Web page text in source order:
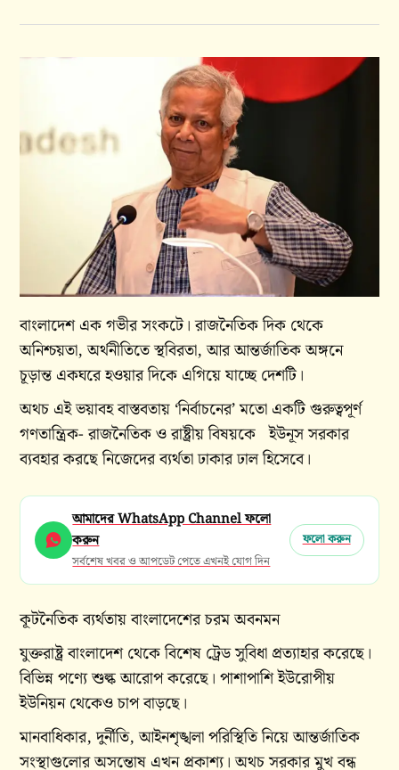
বাংলাদেশ এক গভীর সংকটে। রাজনৈতিক দিক থেকে
অনিশ্চয়তা, অর্থনীতিতে স্থবিরতা, আর আন্তর্জাতিক অঙ্গনে
চূড়ান্ত একঘরে হওয়ার দিকে এগিয়ে যাচ্ছে দেশটি।
অথচ এই ভয়াবহ বাস্তবতায় ‘নির্বাচনের’ মতো একটি গুরুত্বপূর্ণ
গণতান্ত্রিক- রাজনৈতিক ও রাষ্ট্রীয় বিষয়কে ইউনূস সরকার
ব্যবহার করছে নিজেদের ব্যর্থতা ঢাকার ঢাল হিসেবে।
আমাদের WhatsApp Channel ফলো
করুন
সর্বশেষ খবর ও আপডেট পেতে এখনই যোগ দিন
ফলো করুন
কূটনৈতিক ব্যর্থতায় বাংলাদেশের চরম অবনমন
যুক্তরাষ্ট্র বাংলাদেশ থেকে বিশেষ ট্রেড সুবিধা প্রত্যাহার করেছে।
বিভিন্ন পণ্যে শুল্ক আরোপ করেছে। পাশাপাশি ইউরোপীয়
ইউনিয়ন থেকেও চাপ বাড়ছে।
মানবাধিকার, দুর্নীতি, আইনশৃঙ্খলা পরিস্থিতি নিয়ে আন্তর্জাতিক
সংস্থাগুলোর অসন্তোষ এখন প্রকাশ্য। অথচ সরকার মুখ বন্ধ